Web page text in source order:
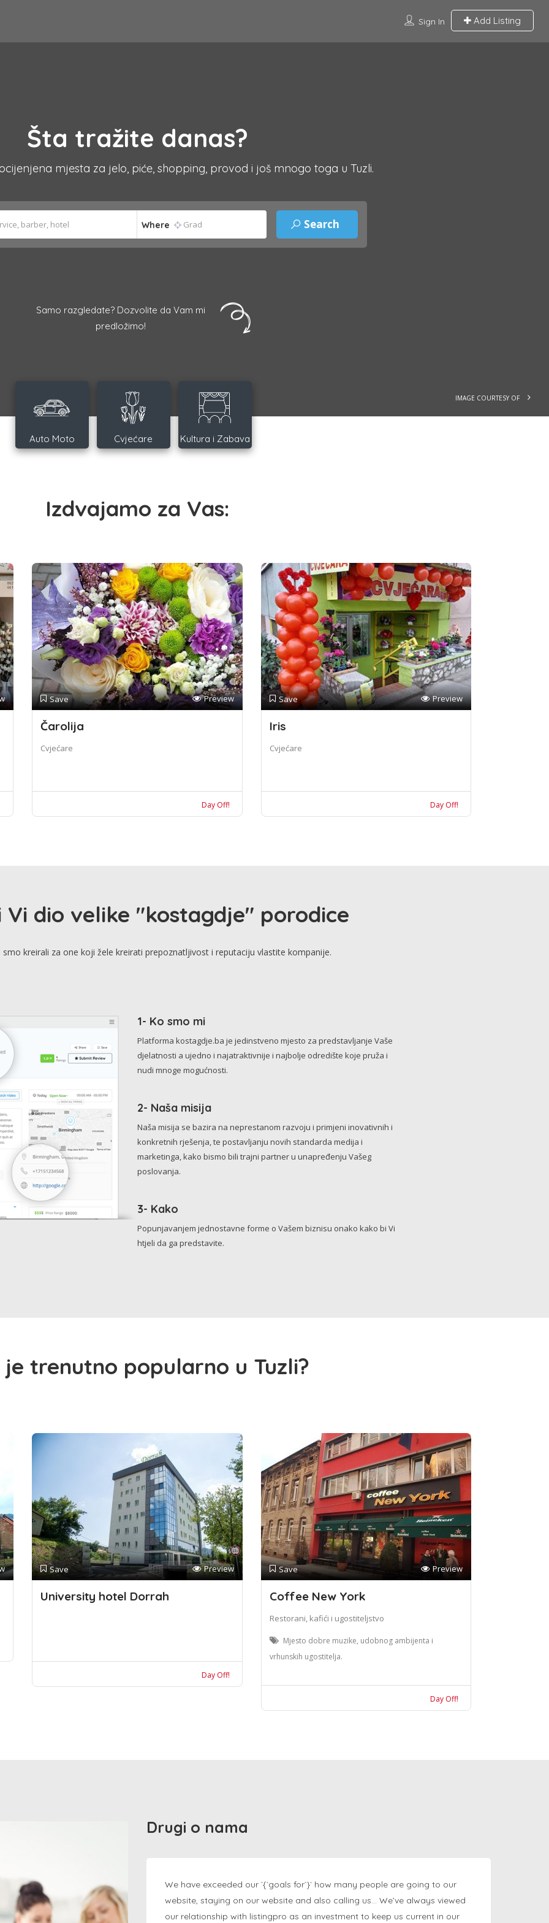
Sign In Add Listing
IMAGE COURTESY OF
Šta tražite danas?
mjesta za jelo, piće, shopping, provod i još mnogo toga u Tuzli.
Where
Samo razgledate? Dozvolite da Vam mi
predložimo!
Auto Moto Cvjećare Kultura i Zabava
Izdvajamo za Vas:
Save Preview
Čarolija
Cvjećare
Day Off!
Save Preview
Iris
Cvjećare
Day Off!
Vi dio velike "kostagdje" porodice
kreirali za one koji žele kreirati prepoznatljivost i reputaciju vlastite kompanije.
1- Ko smo mi
Platforma kostagdje.ba je jedinstveno mjesto za predstavljanje Vaše
djelatnosti a ujedno i najatraktivnije i najbolje odredište koje pruža i
nudi mnoge mogućnosti.
2- Naša misija
Naša misija se bazira na neprestanom razvoju i primjeni inovativnih i
konkretnih rješenja, te postavljanju novih standarda medija i
marketinga, kako bismo bili trajni partner u unapređenju Vašeg
poslovanja.
3- Kako
Popunjavanjem jednostavne forme o Vašem biznisu onako kako bi Vi
htjeli da ga predstavite.
je trenutno popularno u Tuzli?
Save Preview
University hotel Dorrah
Day Off!
Save Preview
Coffee New York
Restorani, kafići i ugostiteljstvo
Mjesto dobre muzike, udobnog ambijenta i
vrhunskih ugostitelja.
Day Off!
Drugi o nama
We have exceeded our `{`goals for`}` how many people are going to our
website, staying on our website and also calling us… We’ve always viewed
our relationship with listingpro as an investment to keep us current in our